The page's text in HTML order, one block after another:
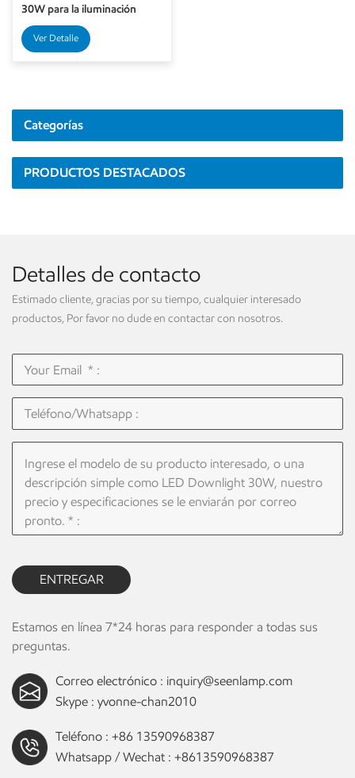
30W para la iluminación
interior del centro comercial
del hotel
Ver Detalle
Categorías
PRODUCTOS DESTACADOS
Detalles de contacto
Estimado cliente, gracias por su tiempo, cualquier interesado
productos, Por favor no dude en contactar con nosotros.
ENTREGAR
Estamos en línea 7*24 horas para responder a todas sus
preguntas.
Correo electrónico : inquiry@seenlamp.com
Skype : yvonne-chan2010
Teléfono : +86 13590968387
Whatsapp / Wechat : +8613590968387